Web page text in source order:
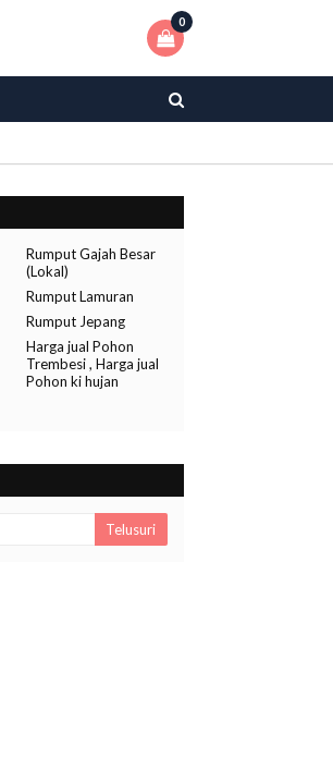
0
Rumput Gajah Besar
(Lokal)
Rumput Lamuran
Rumput Jepang
Harga jual Pohon
Trembesi , Harga jual
Pohon ki hujan